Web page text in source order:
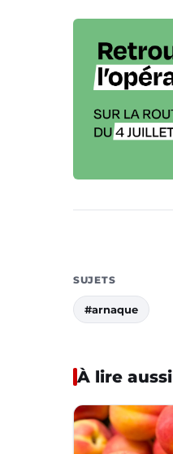
SUJETS
#arnaque
À lire aussi